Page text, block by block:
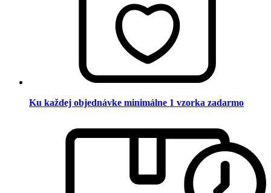
Ku každej objednávke minimálne 1 vzorka zadarmo